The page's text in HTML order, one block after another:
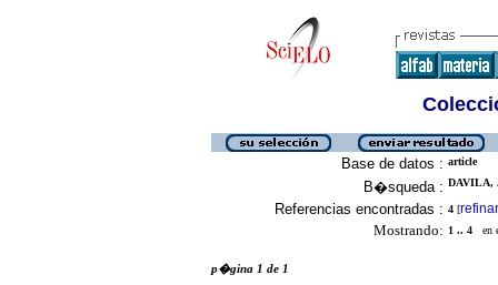
Base de datos : article
B�squeda : DAVILA,
Referencias encontradas : 4 [refinar
Mostrando: 1 .. 4 en
p�gina 1 de 1